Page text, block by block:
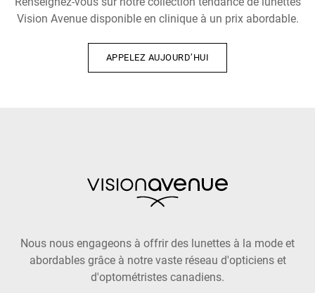
Vision Avenue disponible en clinique à un prix abordable.
APPELEZ AUJOURD’HUI
Nous nous engageons à offrir des lunettes à la mode et
abordables grâce à notre vaste réseau d'opticiens et
d'optométristes canadiens.